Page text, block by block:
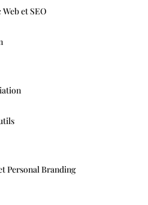
et SEO
Personal Branding